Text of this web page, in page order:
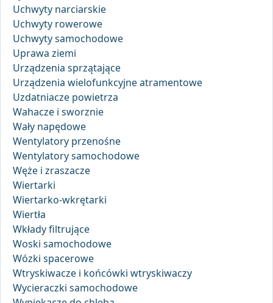
Uchwyty narciarskie
Uchwyty rowerowe
Uchwyty samochodowe
Uprawa ziemi
Urządzenia sprzątające
Urządzenia wielofunkcyjne atramentowe
Uzdatniacze powietrza
Wahacze i sworznie
Wały napędowe
Wentylatory przenośne
Wentylatory samochodowe
Węże i zraszacze
Wiertarki
Wiertarko-wkrętarki
Wiertła
Wkłady filtrujące
Woski samochodowe
Wózki spacerowe
Wtryskiwacze i końcówki wtryskiwaczy
Wycieraczki samochodowe